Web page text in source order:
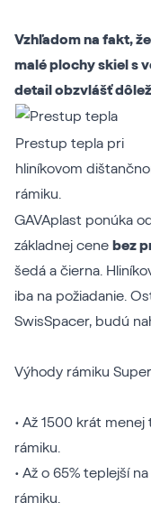
Vzhľadom na fakt,
malé plochy skiel s
detail obzvlášť
Prestup tepla pri
hliníkovom
rámiku.
GAVAplast ponúka
základnej cene bez
šedá a čierna.
iba na požiadanie.
SwisSpacer, budú
Výhody rámiku
• Až 1500 krát
rámiku.
• Až o 65% teplejší
rámiku.